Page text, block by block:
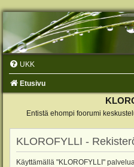
UKK
Etusivu
Entistä ehompi foorumi
KLOROFYLLI -
Käyttämällä "KLOROFYLLI"